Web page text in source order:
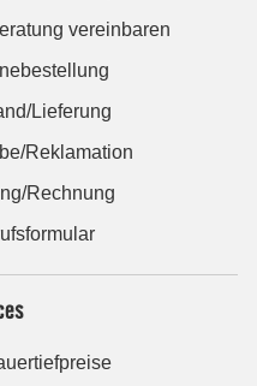
vereinbaren
Lieferung
Reklamation
Rechnung